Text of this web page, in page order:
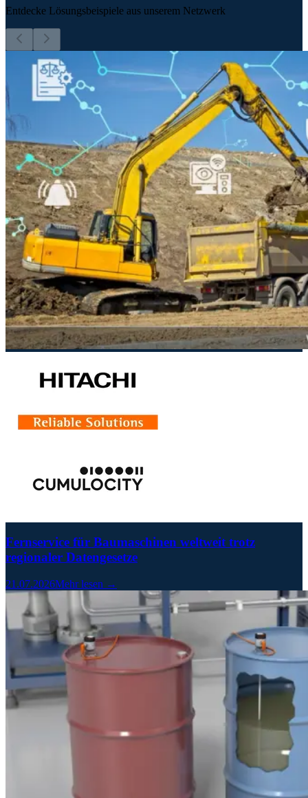
Entdecke Lösungsbeispiele aus unserem Netzwerk
Fernservice für Baumaschinen weltweit trotz
regionaler Datengesetze
21.07.2026Mehr lesen →